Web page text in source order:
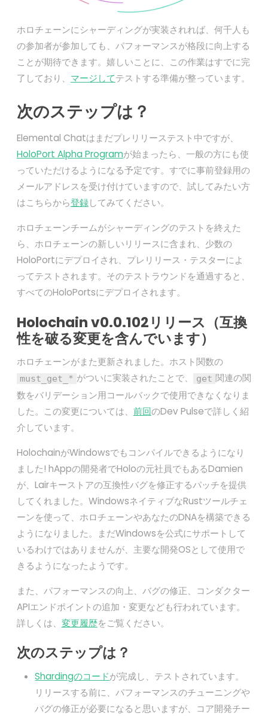
ホロチェーンにシャーディングが実装されれば、何千人も
の参加者が参加しても、パフォーマンスが格段に向上する
ことが期待できます。嬉しいことに、この作業はすでに完
了しており、 マージしてテストする準備が整っています。
次のステップは？
Elemental Chatはまだプレリリーステスト中ですが、
HoloPort Alpha Programが始まったら、一般の方にも使
っていただけるようになる予定です。すでに事前登録用の
メールアドレスを受け付けていますので、試してみたい方
はこちらから登録してみてください。
ホロチェーンチームがシャーディングのテストを終えた
ら、ホロチェーンの新しいリリースに含まれ、少数の
HoloPortにデプロイされ、プレリリース・テスターによ
ってテストされます。そのテストラウンドを通過すると、
すべてのHoloPortsにデプロイされます。
Holochain v0.0.102リリース（互換
性を破る変更を含んでいます）
ホロチェーンがまた更新されました。ホスト関数の
must_get_* がついに実装されたことで、 get 関連の関
数をバリデーション用コールバックで使用できなくなりま
した。この変更については、 前回のDev Pulseで詳しく紹
介しています。
HolochainがWindowsでもコンパイルできるようになり
ました! hAppの開発者でHoloの元社員でもあるDamien
が、Lairキーストアの互換性バグを修正するパッチを提供
してくれました。WindowsネイティブなRustツールチェ
ーンを使って、ホロチェーンやあなたのDNAを構築できる
ようになりました。まだWindowsを公式にサポートして
いるわけではありませんが、主要な開発OSとして使用で
きるようになったようです。
また、パフォーマンスの向上、バグの修正、コンダクター
APIエンドポイントの追加・変更なども行われています。
詳しくは、 変更履歴をご覧ください。
次のステップは？
Shardingのコードが完成し、テストされています。
リリースする前に、パフォーマンスのチューニングや
バグの修正が必要になると思いますが、コア開発チー